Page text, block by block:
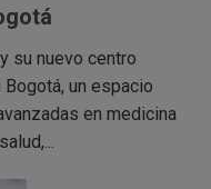
su nuevo centro
un espacio
en medicina